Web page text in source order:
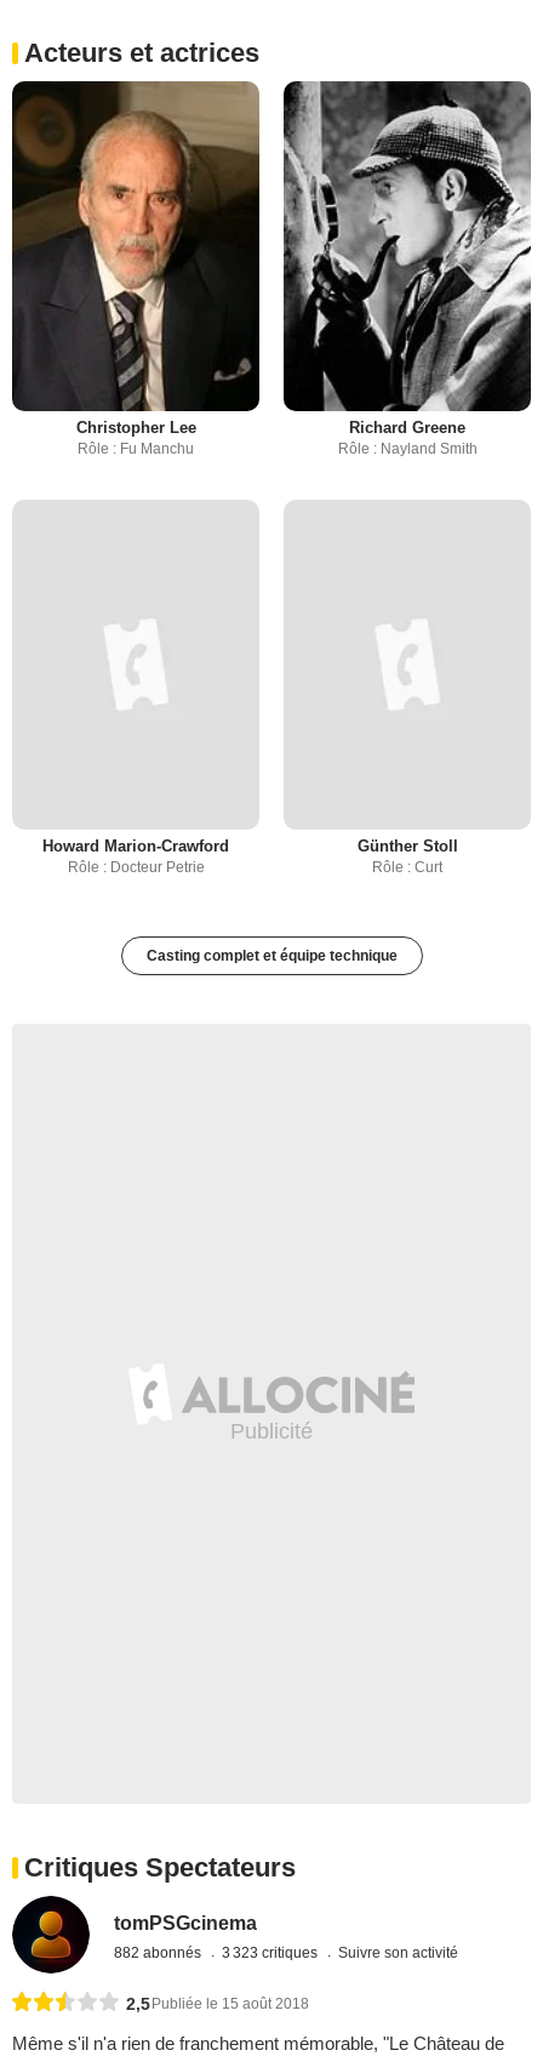
Acteurs et actrices
Christopher Lee
Rôle : Fu Manchu
Richard Greene
Rôle : Nayland Smith
Howard Marion-Crawford
Rôle : Docteur Petrie
Günther Stoll
Rôle : Curt
Casting complet et équipe technique
Critiques Spectateurs
tomPSGcinema
882 abonnés 3 323 critiques Suivre son activité
2,5 Publiée le 15 août 2018
Même s'il n'a rien de franchement mémorable, "Le Château de